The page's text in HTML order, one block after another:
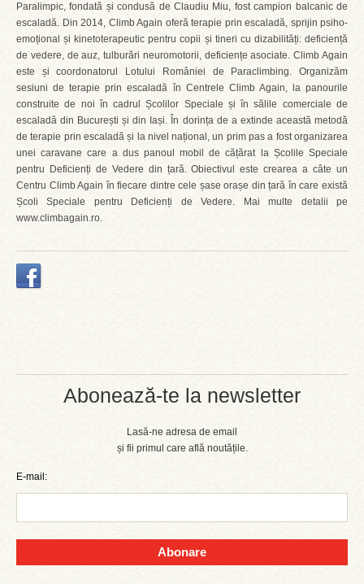
Abonează-te la newsletter
Lasă-ne adresa de email
și fii primul care află noutățile.
E-mail:
Abonare
Paralimpic, fondată și condusă de Claudiu Miu, fost campion balcanic de
escaladă. Din 2014, Climb Again oferă terapie prin escaladă, sprijin psiho-
emoțional și kinetoterapeutic pentru copii și tineri cu dizabilități: deficiență
de vedere, de auz, tulburări neuromotorii, deficiențe asociate. Climb Again
este și coordonatorul Lotului României de Paraclimbing. Organizăm
sesiuni de terapie prin escaladă în Centrele Climb Again, la panourile
construite de noi în cadrul Școlilor Speciale și în sălile comerciale de
escaladă din București și din Iași. În dorința de a extinde această metodă
de terapie prin escaladă și la nivel național, un prim pas a fost organizarea
unei caravane care a dus panoul mobil de cățărat la Școlile Speciale
pentru Deficienți de Vedere din țară. Obiectivul este crearea a câte un
Centru Climb Again în fiecare dintre cele șase orașe din țară în care există
Școli Speciale pentru Deficienți de Vedere. Mai multe detalii pe
www.climbagain.ro.